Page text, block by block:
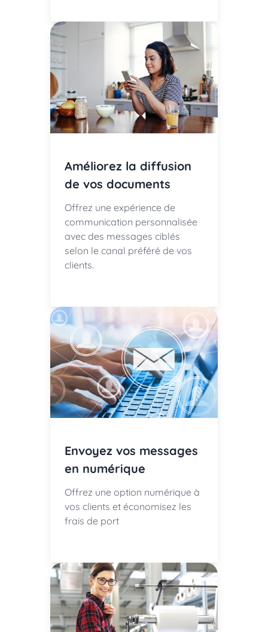
Améliorez la diffusion
de vos documents
Offrez une expérience de
communication personnalisée
avec des messages ciblés
selon le canal préféré de vos
clients.
Envoyez vos messages
en numérique
Offrez une option numérique à
vos clients et économisez les
frais de port